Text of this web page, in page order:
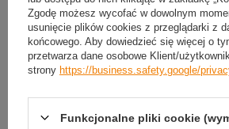
Zgodę możesz wycofać w dowolnym
usunięcie plików cookies z przeglądarki z
końcowego. Aby dowiedzieć się więcej o
przetwarza dane osobowe Klient/
strony https://business.safety.google/
Funkcjonalne pliki cookie